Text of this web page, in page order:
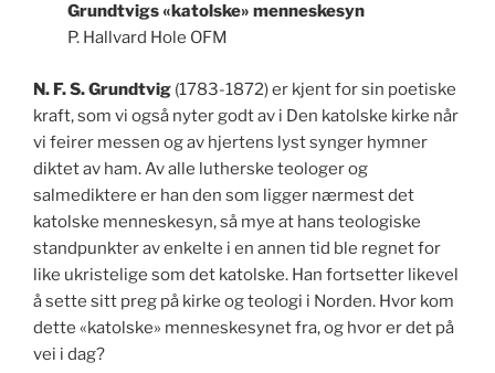
Grundtvigs «katolske» menneskesyn
P. Hallvard Hole OFM
N. F. S. Grundtvig (1783-1872) er kjent for sin poetiske
kraft, som vi også nyter godt av i Den katolske kirke når
vi feirer messen og av hjertens lyst synger hymner
diktet av ham. Av alle lutherske teologer og
salmediktere er han den som ligger nærmest det
katolske menneskesyn, så mye at hans teologiske
standpunkter av enkelte i en annen tid ble regnet for
like ukristelige som det katolske. Han fortsetter likevel
å sette sitt preg på kirke og teologi i Norden. Hvor kom
dette «katolske» menneskesynet fra, og hvor er det på
vei i dag?